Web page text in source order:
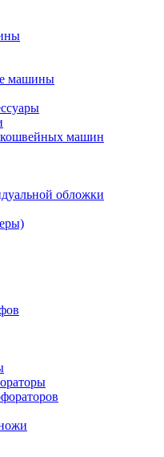
машины
машин
обложки